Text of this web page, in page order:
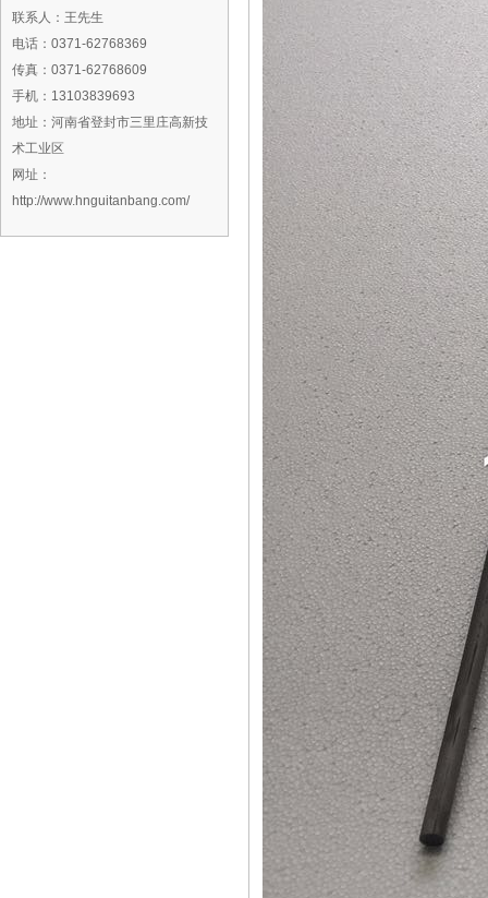
联系人：王先生
电话：0371-62768369
传真：0371-62768609
手机：13103839693
地址：河南省登封市三里庄高新技
术工业区
网址：
http://www.hnguitanbang.com/